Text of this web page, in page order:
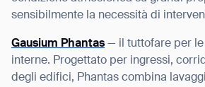
sensibilmente la necessità di
Gausium Phantas — il tuttofare per
interne. Progettato per ingressi,
degli edifici, Phantas combina